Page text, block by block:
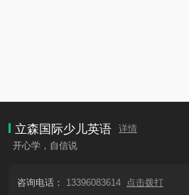
立森国际少儿英语
详情
开心学，自信说
咨询电话： 13396083614 点击拨打